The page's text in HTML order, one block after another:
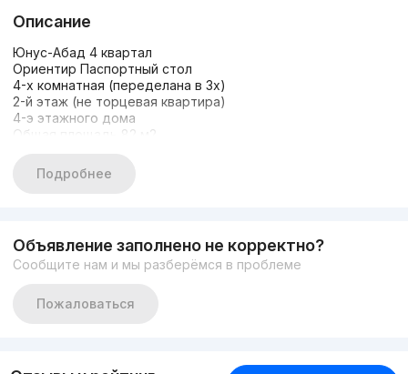
Описание
Юнус-Абад 4 квартал
Ориентир Паспортный стол
4-х комнатная (переделана в 3х)
2-й этаж (не торцевая квартира)
4-э этажного дома
Общая площадь 82 м2
Санузел раздельный
Рынок Универсам
Кинотеатр Азиа
Кафе
Подробнее
Объявление заполнено не корректно?
Сообщите нам и мы разберёмся в проблеме
Пожаловаться